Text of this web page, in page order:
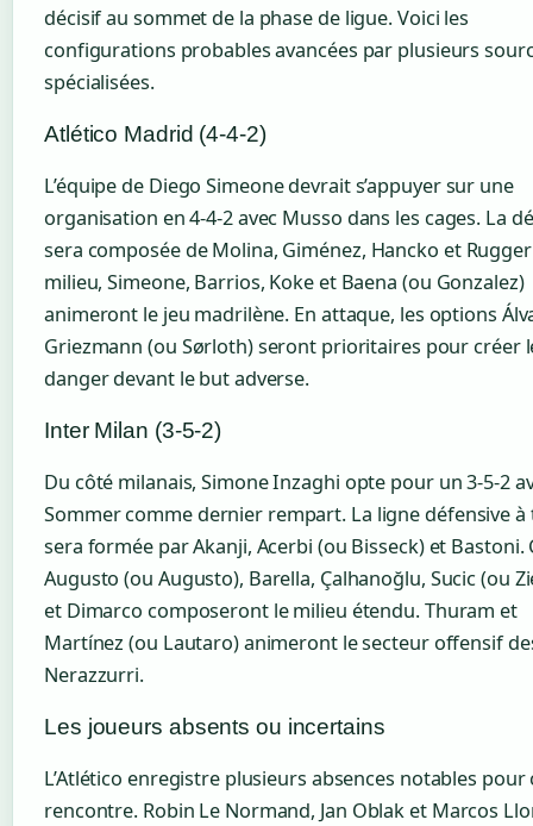
décisif au sommet de la phase de ligue. Voici les
configurations probables avancées par plusieurs
spécialisées.
Atlético Madrid (4-4-2)
L’équipe de Diego Simeone devrait s’appuyer sur une
organisation en 4-4-2 avec Musso dans les cages. La
sera composée de Molina, Giménez, Hancko et
milieu, Simeone, Barrios, Koke et Baena (ou Gonzalez)
animeront le jeu madrilène. En attaque, les options
Griezmann (ou Sørloth) seront prioritaires pour créer
danger devant le but adverse.
Inter Milan (3-5-2)
Du côté milanais, Simone Inzaghi opte pour un 3-5-2
Sommer comme dernier rempart. La ligne défensive à
sera formée par Akanji, Acerbi (ou Bisseck) et Bastoni.
Augusto (ou Augusto), Barella, Çalhanoğlu, Sucic (ou
et Dimarco composeront le milieu étendu. Thuram et
Martínez (ou Lautaro) animeront le secteur offensif
Nerazzurri.
Les joueurs absents ou incertains
L’Atlético enregistre plusieurs absences notables pour
rencontre. Robin Le Normand, Jan Oblak et Marcos